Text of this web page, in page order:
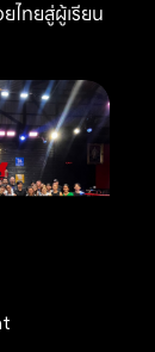
ทยสู่ผู้เรียน